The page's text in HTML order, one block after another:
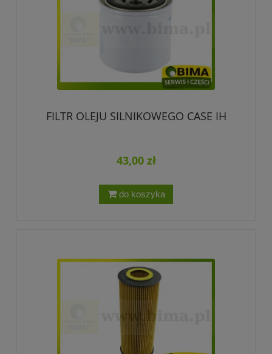
FILTR OLEJU SILNIKOWEGO CASE IH
43,00 zł
do koszyka